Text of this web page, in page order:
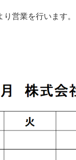
営業を行います。